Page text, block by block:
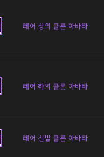
레어 상의 클론 아바타
레어 하의 클론 아바타
레어 신발 클론 아바타